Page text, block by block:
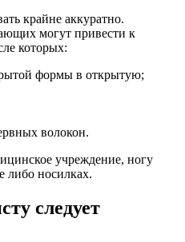
крайне аккуратно.
могут привести к
которых:
формы в открытую;
волокон.
учреждение, ногу
либо носилках.
следует